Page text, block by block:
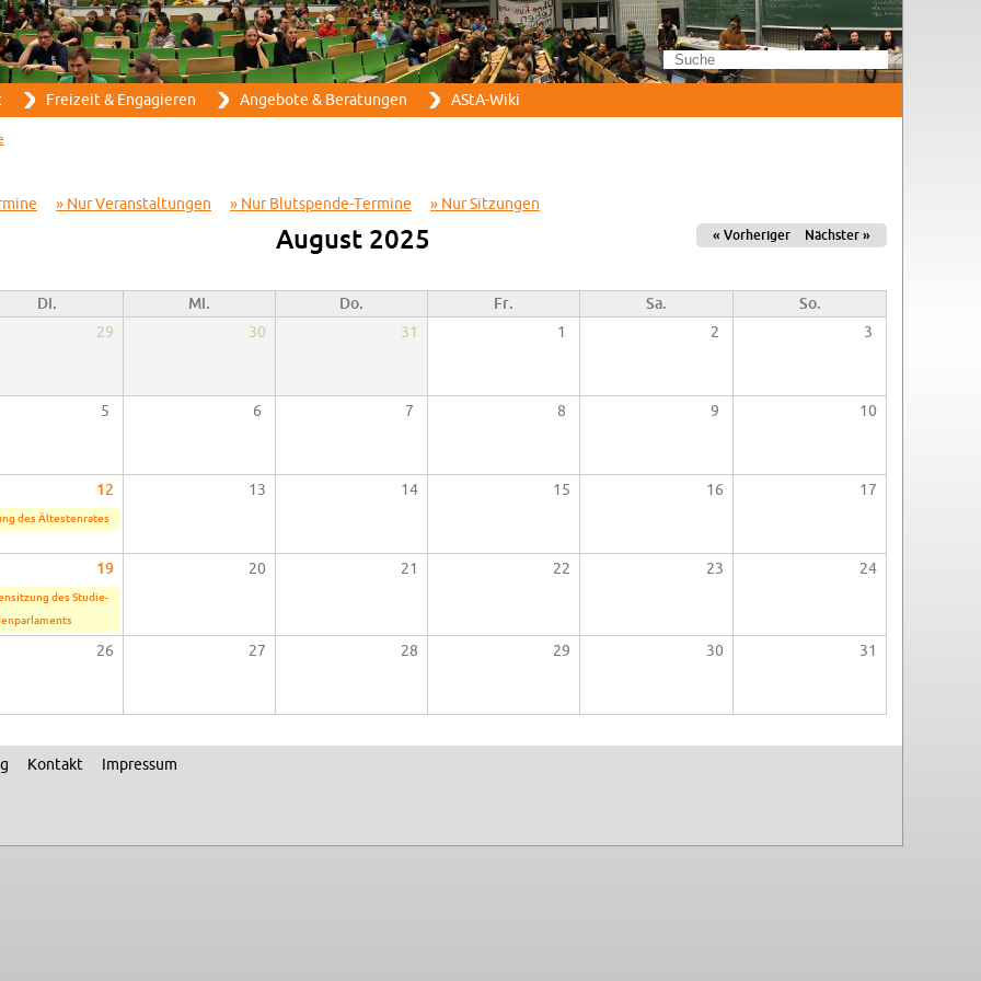
Direkt zum Inhalt
Frei­zeit & En­ga­gie­ren An­ge­bo­te & Be­ra­tun­gen AStA-Wi­ki
Nur Ver­an­stal­tun­gen Nur Blut­spen­de-Ter­mi­ne Nur Sit­zun­gen
Au­gust 2025 « Vor­he­ri­ger Nächs­ter »
Di. Mi. Do. Fr. Sa.
So.
29 30 31 1 2 3
5 6 7 8 9 10
12 13 14 15 16 17
des Äl­tes­ten­ra­tes
19 20 21 22 23 24
des Stu­die­
26 27 28 29 30 31
Kon­takt
Im­pres­sum